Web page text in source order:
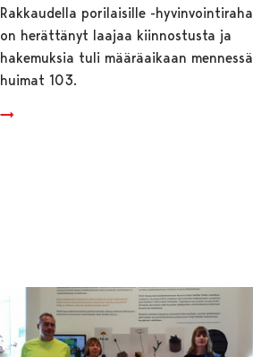
Rakkaudella porilaisille -hyvinvointiraha
on herättänyt laajaa kiinnostusta ja
hakemuksia tuli määräaikaan mennessä
huimat 103.